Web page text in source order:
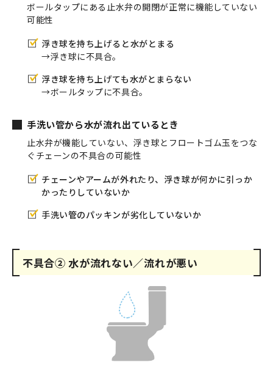
ボールタップにある止水弁の開閉が正常に機能していない
可能性
浮き球を持ち上げると水がとまる
→浮き球に不具合。
浮き球を持ち上げても水がとまらない
→ボールタップに不具合。
手洗い管から水が流れ出ているとき
止水弁が機能していない、浮き球とフロートゴム玉をつな
ぐチェーンの不具合の可能性
チェーンやアームが外れたり、浮き球が何かに引っか
かったりしていないか
手洗い管のパッキンが劣化していないか
不具合② 水が流れない／流れが悪い